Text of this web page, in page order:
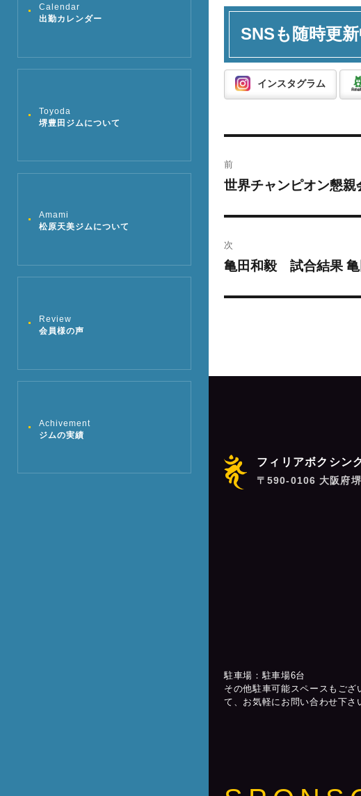
Calendar
出勤カレンダー
Toyoda
堺豊田ジムについて
Amami
松原天美ジムについて
Review
会員様の声
Achivement
ジムの実績
SNSも随時更
インスタグラム
稿
ナ
ビ
ゲ
ー
ン
前
過
投
稿:
世界チャンピオン懇
次
次
亀田和毅 試合結果
フィリアボクシン
〒590-0106 大阪府
駐車場：駐車場6台
その他駐車可能スペースもご
て、お気軽にお問い合わせ下さ